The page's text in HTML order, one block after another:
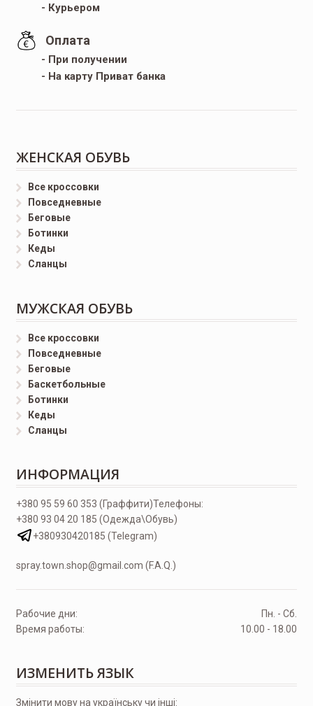
- Курьером
Оплата
- При получении
- На карту Приват банка
ЖЕНСКАЯ ОБУВЬ
Все кроссовки
Повседневные
Беговые
Ботинки
Кеды
Сланцы
МУЖСКАЯ ОБУВЬ
Все кроссовки
Повседневные
Беговые
Баскетбольные
Ботинки
Кеды
Сланцы
ИНФОРМАЦИЯ
Телефоны:
+380 95 59 60 353 (Граффити)
+380 93 04 20 185 (Одежда\Обувь)
+380930420185 (Telegram)
spray.town.shop@gmail.com (F.A.Q.)
Рабочие дни:
Пн. - Сб.
Время работы:
10.00 - 18.00
ИЗМЕНИТЬ ЯЗЫК
Змінити мову на українську чи інші: